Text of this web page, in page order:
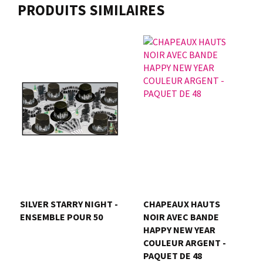
PRODUITS SIMILAIRES
SILVER STARRY NIGHT -
ENSEMBLE POUR 50
CHAPEAUX HAUTS
NOIR AVEC BANDE
HAPPY NEW YEAR
COULEUR ARGENT -
PAQUET DE 48